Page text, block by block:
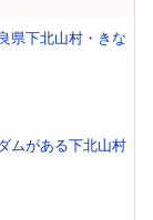
県下北山村・きな
ムがある下北山村